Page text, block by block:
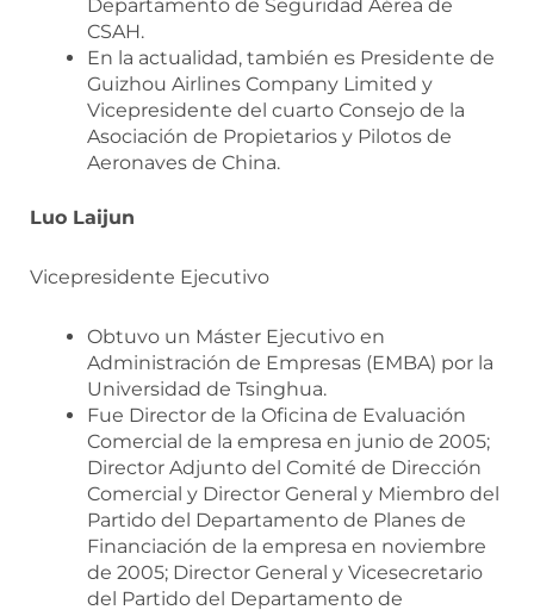
Departamento de Seguridad Aérea de
CSAH.
En la actualidad, también es Presidente de
Guizhou Airlines Company Limited y
Vicepresidente del cuarto Consejo de la
Asociación de Propietarios y Pilotos de
Aeronaves de China.
Luo Laijun
Vicepresidente Ejecutivo
Obtuvo un Máster Ejecutivo en
Administración de Empresas (EMBA) por la
Universidad de Tsinghua.
Fue Director de la Oficina de Evaluación
Comercial de la empresa en junio de 2005;
Director Adjunto del Comité de Dirección
Comercial y Director General y Miembro del
Partido del Departamento de Planes de
Financiación de la empresa en noviembre
de 2005; Director General y Vicesecretario
del Partido del Departamento de